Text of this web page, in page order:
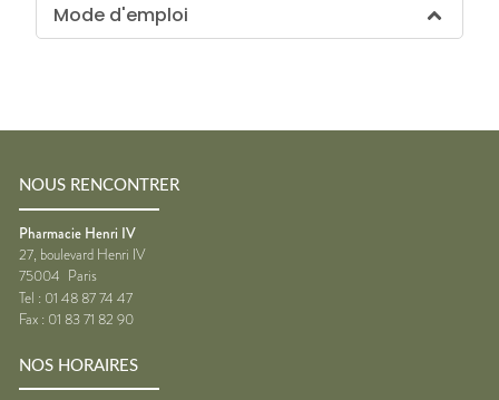
Mode d'emploi
NOUS RENCONTRER
Pharmacie Henri IV
27, boulevard Henri IV
75004 Paris
Tel : 01 48 87 74 47
Fax : 01 83 71 82 90
NOS HORAIRES